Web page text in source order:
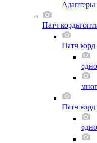
Адаптеры
Патч корды
Патч корд
Патч корд